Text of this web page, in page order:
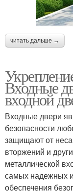
читать дальше →
Входные
входной
Входные двери
безопасности
защищают от
вторжений и
металлической
самых надежных
обеспечения